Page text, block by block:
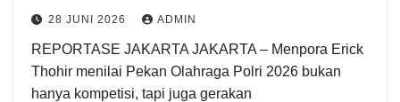
28 JUNI 2026 ADMIN
REPORTASE JAKARTA JAKARTA – Menpora Erick
Thohir menilai Pekan Olahraga Polri 2026 bukan
hanya kompetisi, tapi juga gerakan